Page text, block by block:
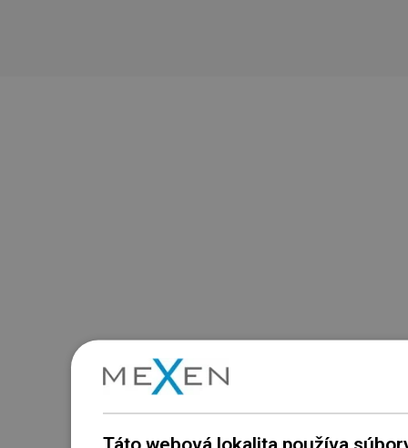
Táto webová lokalita používa